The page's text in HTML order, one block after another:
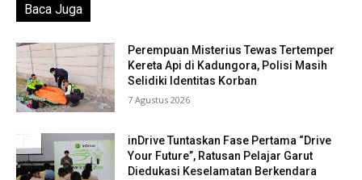
Baca Juga
Perempuan Misterius Tewas Tertemper
Kereta Api di Kadungora, Polisi Masih
Selidiki Identitas Korban
7 Agustus 2026
inDrive Tuntaskan Fase Pertama “Drive
Your Future”, Ratusan Pelajar Garut
Diedukasi Keselamatan Berkendara